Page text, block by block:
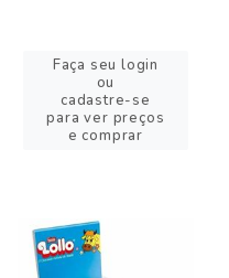
Faça seu login
ou
cadastre-se
para ver preços
e comprar